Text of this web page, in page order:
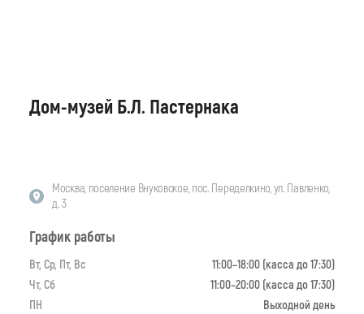
Дом-музей Б.Л. Пастернака
Москва, поселение Внуковское, пос. Переделкино, ул. Павленко,
д. 3
График работы
Вт, Ср, Пт, Вс
11:00–18:00 (касса до 17:30)
Чт, Сб
11:00–20:00 (касса до 17:30)
ПН
Выходной день